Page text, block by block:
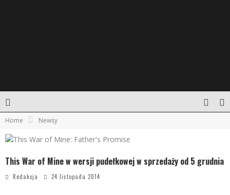
Home Newsy
This War of Mine w wersji pudełkowej w sprzedaży od 5 grudnia
Redakcja 24 listopada 2014